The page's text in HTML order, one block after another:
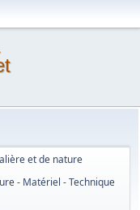
et de nature
- Matériel - Technique